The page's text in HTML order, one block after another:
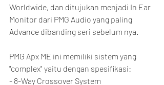
Worldwide, dan ditujukan menjadi In Ear
Monitor dari PMG Audio yang paling
Advance dibanding seri sebelum nya.
PMG Apx ME ini memiliki sistem yang
"complex" yaitu dengan spesifikasi:
- 8-Way Crossover System